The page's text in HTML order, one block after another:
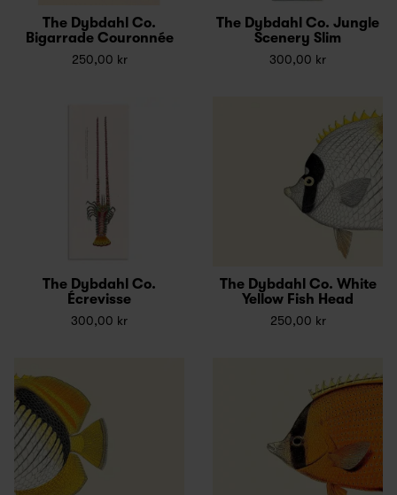
The Dybdahl Co.
Bigarrade Couronnée
250,00 kr
The Dybdahl Co. Jungle
Scenery Slim
300,00 kr
The Dybdahl Co.
Écrevisse
300,00 kr
The Dybdahl Co. White
Yellow Fish Head
250,00 kr